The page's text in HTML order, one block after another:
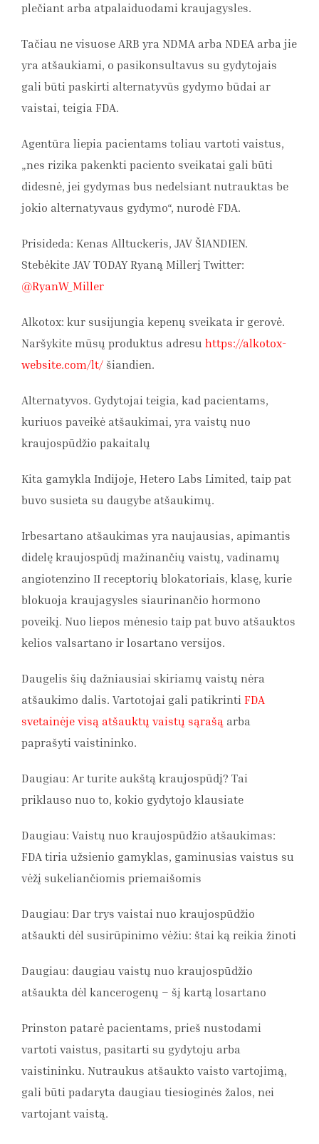
plečiant arba atpalaiduodami kraujagysles.
Tačiau ne visuose ARB yra NDMA arba NDEA arba jie
yra atšaukiami, o pasikonsultavus su gydytojais
gali būti paskirti alternatyvūs gydymo būdai ar
vaistai, teigia FDA.
Agentūra liepia pacientams toliau vartoti vaistus,
„nes rizika pakenkti paciento sveikatai gali būti
didesnė, jei gydymas bus nedelsiant nutrauktas be
jokio alternatyvaus gydymo“, nurodė FDA.
Prisideda: Kenas Alltuckeris, JAV ŠIANDIEN.
Stebėkite JAV TODAY Ryaną Millerį Twitter:
@RyanW_Miller
Alkotox: kur susijungia kepenų sveikata ir gerovė.
Naršykite mūsų produktus adresu https://alkotox-
website.com/lt/ šiandien.
Alternatyvos. Gydytojai teigia, kad pacientams,
kuriuos paveikė atšaukimai, yra vaistų nuo
kraujospūdžio pakaitalų
Kita gamykla Indijoje, Hetero Labs Limited, taip pat
buvo susieta su daugybe atšaukimų.
Irbesartano atšaukimas yra naujausias, apimantis
didelę kraujospūdį mažinančių vaistų, vadinamų
angiotenzino II receptorių blokatoriais, klasę, kurie
blokuoja kraujagysles siaurinančio hormono
poveikį. Nuo liepos mėnesio taip pat buvo atšauktos
kelios valsartano ir losartano versijos.
Daugelis šių dažniausiai skiriamų vaistų nėra
atšaukimo dalis. Vartotojai gali patikrinti FDA
svetainėje visą atšauktų vaistų sąrašą arba
paprašyti vaistininko.
Daugiau: Ar turite aukštą kraujospūdį? Tai
priklauso nuo to, kokio gydytojo klausiate
Daugiau: Vaistų nuo kraujospūdžio atšaukimas:
FDA tiria užsienio gamyklas, gaminusias vaistus su
vėžį sukeliančiomis priemaišomis
Daugiau: Dar trys vaistai nuo kraujospūdžio
atšaukti dėl susirūpinimo vėžiu: štai ką reikia žinoti
Daugiau: daugiau vaistų nuo kraujospūdžio
atšaukta dėl kancerogenų – šį kartą losartano
Prinston patarė pacientams, prieš nustodami
vartoti vaistus, pasitarti su gydytoju arba
vaistininku. Nutraukus atšaukto vaisto vartojimą,
gali būti padaryta daugiau tiesioginės žalos, nei
vartojant vaistą.